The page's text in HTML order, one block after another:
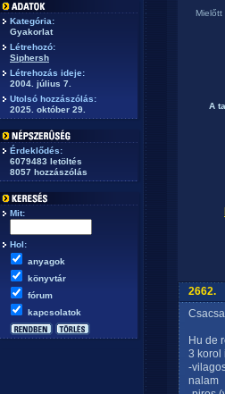
Kategória:
Gyakorlat
Létrehozó:
Siphersh
Létrehozás ideje:
2004. július 7.
Utolsó hozzászólás:
2025. október 29.
Érdeklődés:
6079483 letöltés
8057 hozzászólás
Mit:
Hol:
anyagok
könyvtár
fórum
kapcsolatok
Mielőtt
A
2662.
Hu de
3 korol
-
nalam